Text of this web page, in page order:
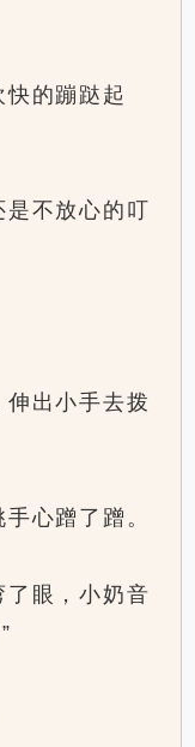
的蹦跶起
不放心的叮
出小手去拨
心蹭了蹭。
眼，小奶音